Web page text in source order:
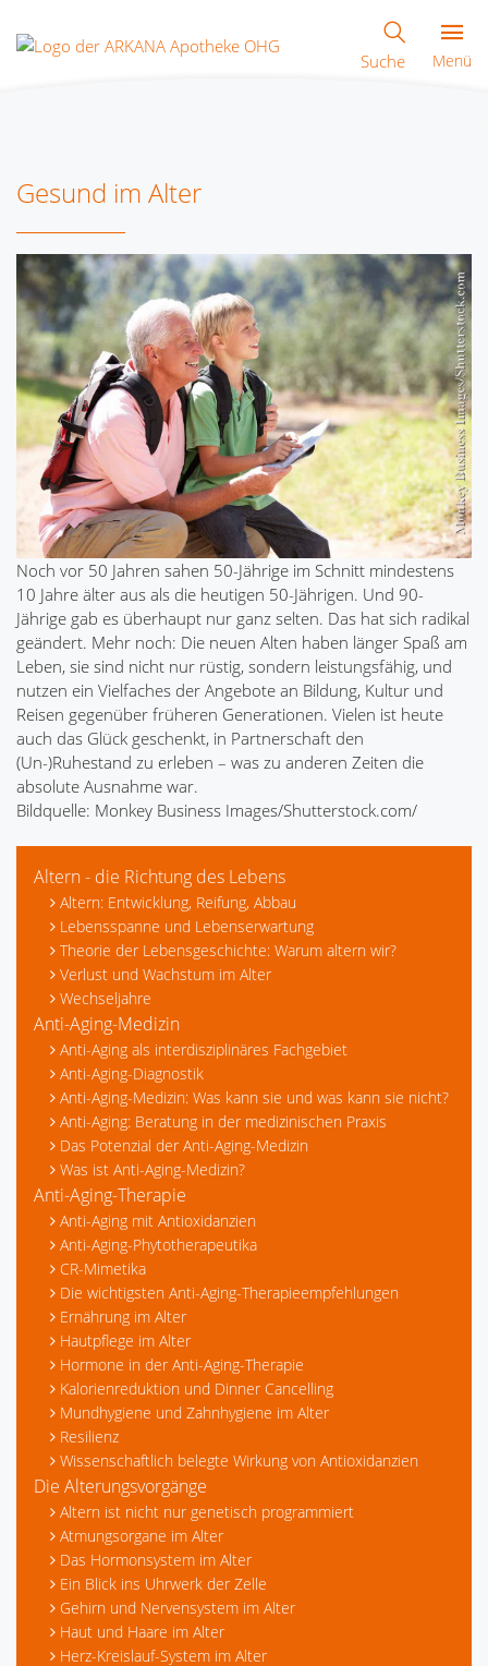
Suche Menü
Gesund im Alter
Noch vor 50 Jahren sahen 50-Jährige im Schnitt mindestens
10 Jahre älter aus als die heutigen 50-Jährigen. Und 90-
Jährige gab es überhaupt nur ganz selten. Das hat sich radikal
geändert. Mehr noch: Die neuen Alten haben länger Spaß am
Leben, sie sind nicht nur rüstig, sondern leistungsfähig, und
nutzen ein Vielfaches der Angebote an Bildung, Kultur und
Reisen gegenüber früheren Generationen. Vielen ist heute
auch das Glück geschenkt, in Partnerschaft den
(Un-)Ruhestand zu erleben – was zu anderen Zeiten die
absolute Ausnahme war.
Bildquelle: Monkey Business Images/Shutterstock.com/
Altern - die Richtung des Lebens
Altern: Entwicklung, Reifung, Abbau
Lebensspanne und Lebenserwartung
Theorie der Lebensgeschichte: Warum altern wir?
Verlust und Wachstum im Alter
Wechseljahre
Anti-Aging-Medizin
Anti-Aging als interdisziplinäres Fachgebiet
Anti-Aging-Diagnostik
Anti-Aging-Medizin: Was kann sie und was kann sie nicht?
Anti-Aging: Beratung in der medizinischen Praxis
Das Potenzial der Anti-Aging-Medizin
Was ist Anti-Aging-Medizin?
Anti-Aging-Therapie
Anti-Aging mit Antioxidanzien
Anti-Aging-Phytotherapeutika
CR-Mimetika
Die wichtigsten Anti-Aging-Therapieempfehlungen
Ernährung im Alter
Hautpflege im Alter
Hormone in der Anti-Aging-Therapie
Kalorienreduktion und Dinner Cancelling
Mundhygiene und Zahnhygiene im Alter
Resilienz
Wissenschaftlich belegte Wirkung von Antioxidanzien
Die Alterungsvorgänge
Altern ist nicht nur genetisch programmiert
Atmungsorgane im Alter
Das Hormonsystem im Alter
Ein Blick ins Uhrwerk der Zelle
Gehirn und Nervensystem im Alter
Haut und Haare im Alter
Herz-Kreislauf-System im Alter